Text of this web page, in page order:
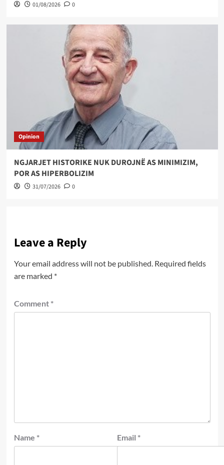
01/08/2026 0
Opinion
NGJARJET HISTORIKE NUK DUROJNË AS MINIMIZIM,
POR AS HIPERBOLIZIM
31/07/2026 0
Leave a Reply
Your email address will not be published. Required fields
are marked *
Comment *
Name * Email *